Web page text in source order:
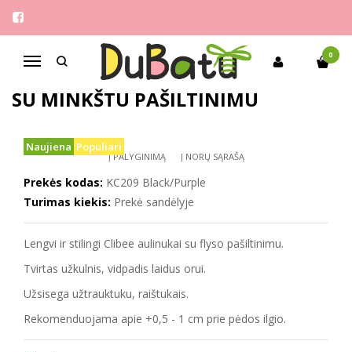
Navigacija
0
Pagrindinis
Clibee 32-37 stilingi aulinukai su minkštu pašiltinimu
CLIBEE 32-37 STILINGI AULINUKAI
SU MINKŠTU PAŠILTINIMU
Naujiena Populiari
Į PALYGINIMĄ Į NORŲ SĄRAŠĄ
Prekės kodas: KC209 Black/Purple
Turimas kiekis: Prekė sandėlyje
Lengvi ir stilingi Clibee aulinukai su flyso pašiltinimu.
Tvirtas užkulnis, vidpadis laidus orui.
Užsisega užtrauktuku, raištukais.
Rekomenduojama apie +0,5 - 1 cm prie pėdos ilgio.